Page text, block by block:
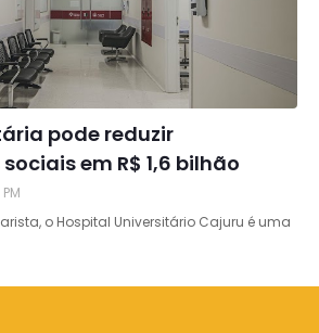
pode reduzir
em R$ 1,6 bilhão
o Hospital Universitário Cajuru é uma